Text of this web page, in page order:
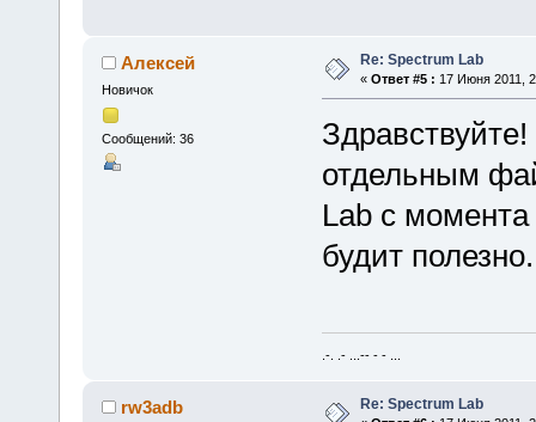
Алексей
Новичок
Сообщений: 36
Re: Spectrum Lab
« Ответ #5 : 17 Июня 2011,
отдельным
Lab с
будит полезно.
.-. .- ...-- - - ...
rw3adb Re: Spectrum Lab